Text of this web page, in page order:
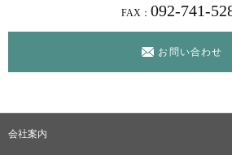
FAX： 092-741-
お問い合わせ
会社案内